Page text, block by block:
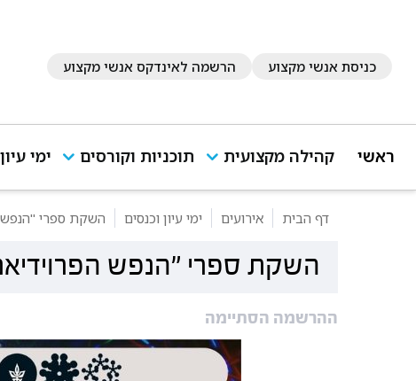
כניסת אנשי מקצוע הרשמה לאינדקס אנשי מקצוע
ראשי קהילה מקצועית תוכניות וקורסים ימי
דף הבית אירועים ימי עיון וכנסים השקת ספרי "הנפש
השקת ספרי "הנפש
ההרשמה הסתיימה